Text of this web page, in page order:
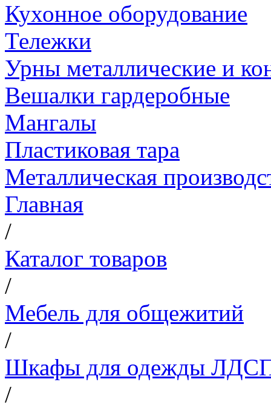
Кухонное оборудование
Тележки
Урны металлические и
Вешалки гардеробные
Мангалы
Пластиковая тара
Металлическая
Главная
/
Каталог товаров
/
Мебель для общежитий
/
Шкафы для одежды
/